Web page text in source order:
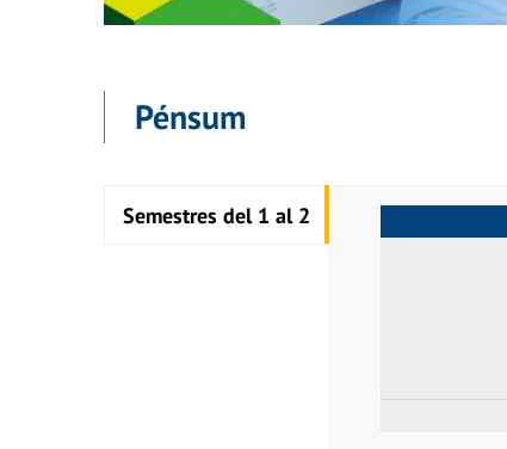
Pénsum
Semestres del 1 al 2